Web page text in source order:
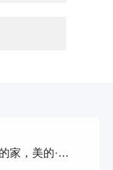
骄阳房地产宣传片|湖畔公园里的家，美的·新希望·锦云湖光